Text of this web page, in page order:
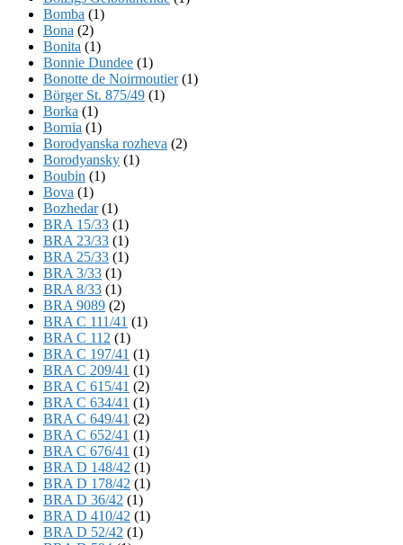
Bomba (1)
Bona (2)
Bonita (1)
Bonnie Dundee (1)
Bonotte de Noirmoutier(1)
Börger St. 875/49 (1)
Borka (1)
Bornia (1)
Borodyanska rozheva (2)
Borodyansky (1)
Boubin (1)
Bova (1)
Bozhedar(1)
BRA 15/33 (1)
BRA 23/33 (1)
BRA 25/33 (1)
BRA 3/33 (1)
BRA 8/33 (1)
BRA 9089 (2)
BRA C 111/41 (1)
BRA C 112 (1)
BRA C 197/41 (1)
BRA C 209/41 (1)
BRA C 615/41 (2)
BRA C 634/41 (1)
BRA C 649/41 (2)
BRA C 652/41 (1)
BRA C 676/41 (1)
BRA D 148/42 (1)
BRA D 178/42 (1)
BRA D 36/42 (1)
BRA D 410/42 (1)
BRA D 52/42 (1)